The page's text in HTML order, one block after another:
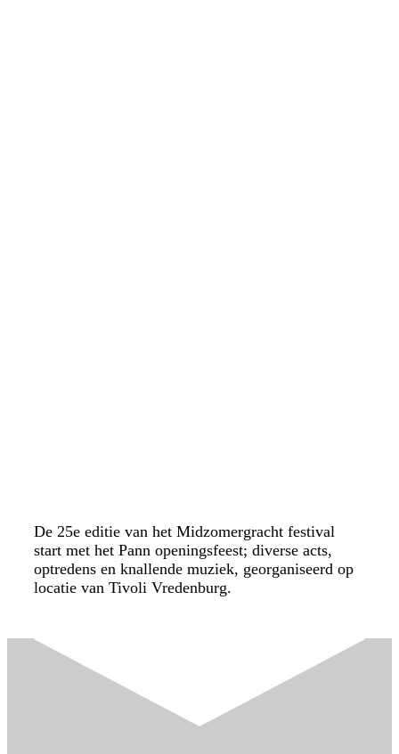
De 25e editie van het Midzomergracht festival
start met het Pann openingsfeest; diverse acts,
optredens en knallende muziek, georganiseerd op
locatie van Tivoli Vredenburg.